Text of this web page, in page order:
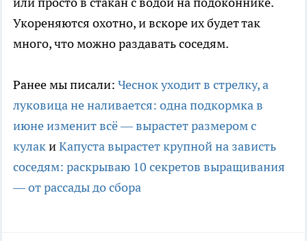
Укореняются охотно, и вскоре их будет так
много, что можно раздавать соседям.
Ранее мы писали: Чеснок уходит в стрелку, а
луковица не наливается: одна подкормка в
июне изменит всё — вырастет размером с
кулакиКапуста вырастет крупной на зависть
соседям: раскрываю 10 секретов выращивания
— от рассады до сбора